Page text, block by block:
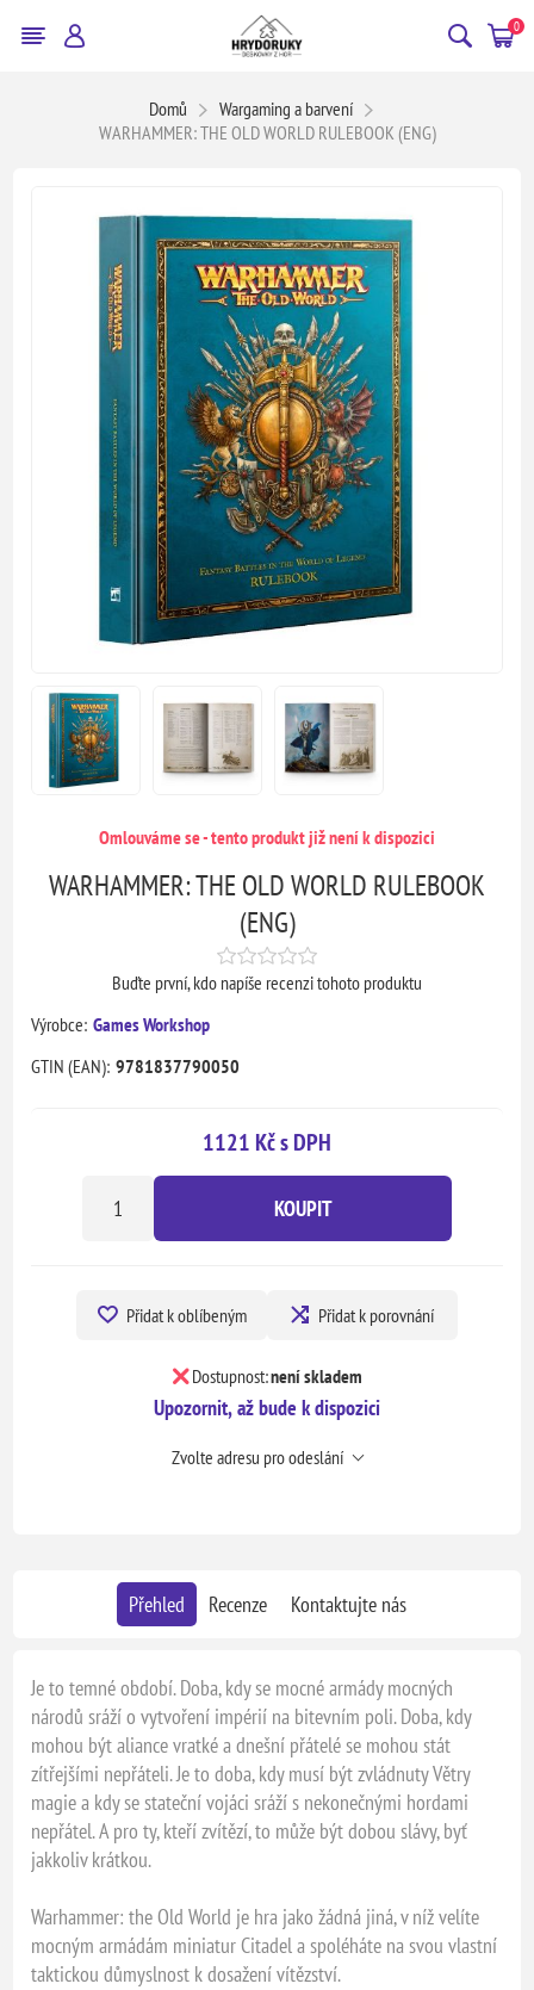
0
Domů
Wargaming a barvení
WARHAMMER: THE OLD WORLD RULEBOOK (ENG)
Omlouváme se - tento produkt již není k dispozici
WARHAMMER: THE OLD WORLD RULEBOOK
(ENG)
Buďte první, kdo napíše recenzi tohoto produktu
Výrobce: Games Workshop
GTIN (EAN): 9781837790050
1121 Kč s DPH
KOUPIT
Přidat k oblíbeným Přidat k porovnání
Dostupnost:není skladem
Upozornit, až bude k dispozici
Zvolte adresu pro odeslání
Přehled Recenze Kontaktujte nás
Je to temné období. Doba, kdy se mocné armády mocných
národů sráží o vytvoření impérií na bitevním poli. Doba, kdy
mohou být aliance vratké a dnešní přátelé se mohou stát
zítřejšími nepřáteli. Je to doba, kdy musí být zvládnuty Větry
magie a kdy se stateční vojáci sráží s nekonečnými hordami
nepřátel. A pro ty, kteří zvítězí, to může být dobou slávy, byť
jakkoliv krátkou.
Warhammer: the Old World je hra jako žádná jiná, v níž velíte
mocným armádám miniatur Citadel a spoléháte na svou vlastní
taktickou důmyslnost k dosažení vítězství.